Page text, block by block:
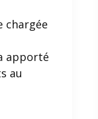
chargée
apporté
au